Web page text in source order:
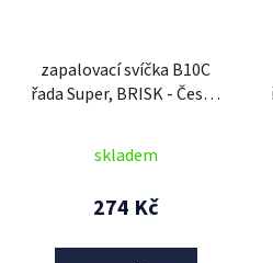
zapalovací svíčka B10C
řada Super, BRISK - Česká
skladem
274 Kč